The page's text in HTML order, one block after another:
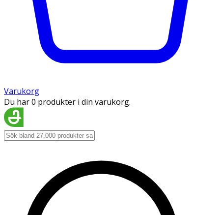
Varukorg
Du har 0 produkter i din varukorg.